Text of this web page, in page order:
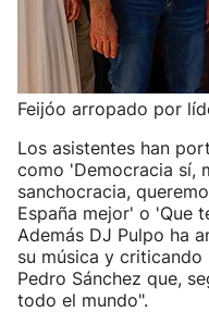
Feijóo arropado por
Los asistentes han
como 'Democracia sí,
sanchocracia,
España mejor' o 'Que
Además DJ Pulpo ha
su música y
Pedro Sánchez que,
todo el mundo".